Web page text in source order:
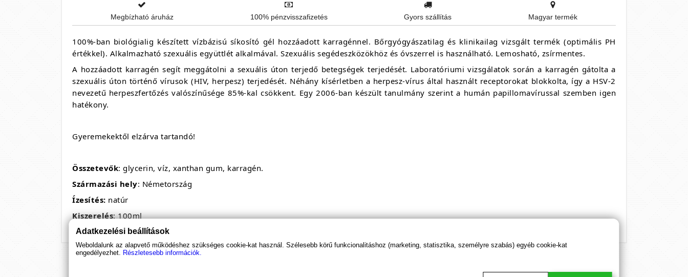
Megbízható áruház 100% pénzvisszafizetés Gyors szállítás Magyar termék
100%-ban biológialig készített vízbázisú síkosító gél hozzáadott karragénnel. Bőrgyógyászatilag és klinikailag vizsgált termék (optimális PH
értékkel). Alkalmazható szexuális együttlét alkalmával. Szexuális segédeszközökhöz és óvszerrel is használható. Lemosható, zsírmentes.
A hozzáadott karragén segít meggátolni a sexuális úton terjedő betegségek terjedését. Laboratóriumi vizsgálatok során a karragén gátolta a
szexuális úton történő vírusok (HIV, herpesz) terjedését. Néhány kísérletben a herpesz-vírus által használt receptorokat blokkolta, így a HSV-2
nevezetű herpeszfertőzés valószínűsége 85%-kal csökkent. Egy 2006-ban készült tanulmány szerint a humán papillomavírussal szemben igen
hatékony.
Gyeremekektől elzárva tartandó!
Összetevők: glycerin, víz, xanthan gum, karragén.
Származási hely: Németország
Ízesítés: natúr
Kiszerelés: 100ml
Adatkezelési beállítások
Weboldalunk az alapvető működéshez szükséges cookie-kat használ. Szélesebb körű funkcionalitáshoz (marketing, statisztika, személyre szabás) egyéb cookie-kat
engedélyezhet. Részletesebb információk.